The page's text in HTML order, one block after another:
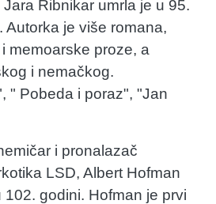
Ribnikar umrla je u 95.
Autorka je više romana,
memoarske proze, a
i nemačkog.
" Pobeda i poraz", "Jan
i pronalazač
LSD, Albert Hofman
godini. Hofman je prvi